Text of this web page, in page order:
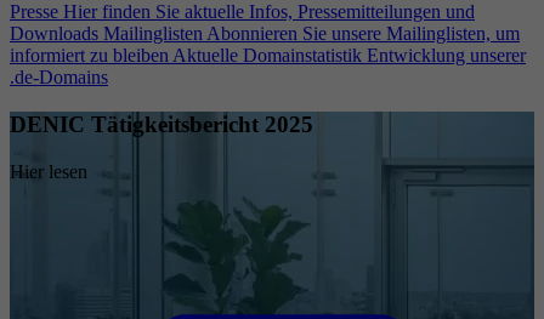
Presse Hier finden Sie aktuelle Infos, Pressemitteilungen und
Downloads Mailinglisten Abonnieren Sie unsere Mailinglisten, um
informiert zu bleiben Aktuelle Domainstatistik Entwicklung unserer
.de-Domains
DENIC Tätigkeitsbericht 2025
Hier lesen